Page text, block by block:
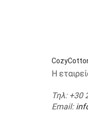
Η
Τηλ: +30
Email: